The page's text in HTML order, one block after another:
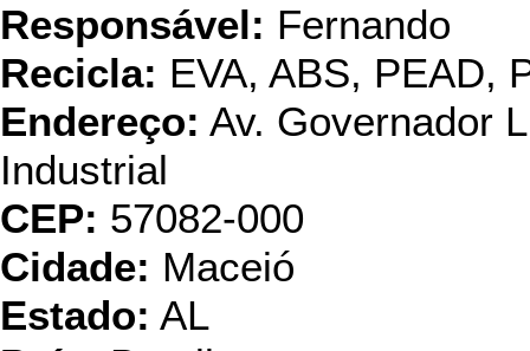
Responsável: Fernando
Recicla: EVA, ABS, PEAD,
Endereço: Av. Governador
Industrial
CEP: 57082-000
Cidade: Maceió
Estado: AL